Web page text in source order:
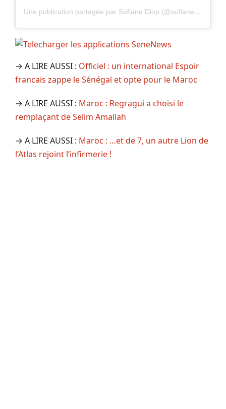
Une publication partagée par Sofiane Diop (@sofiane_diop)
→ A LIRE AUSSI : Officiel : un international Espoir
francais zappe le Sénégal et opte pour le Maroc
→ A LIRE AUSSI : Maroc : Regragui a choisi le
remplaçant de Selim Amallah
→ A LIRE AUSSI : Maroc : …et de 7, un autre Lion de
l’Atlas rejoint l’infirmerie !